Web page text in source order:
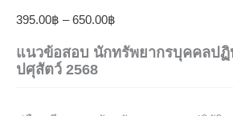
395.00฿ – 650.00฿
แนวข้อสอบ นักทรัพยากรบุคคลปฏิ
ปศุสัตว์ 2568